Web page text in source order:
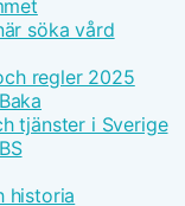
söka vård
regler 2025
tjänster i Sverige
historia